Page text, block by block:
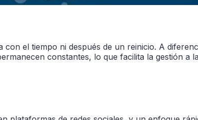
el tiempo ni después de un reinicio. A
constantes, lo que facilita la gestión a